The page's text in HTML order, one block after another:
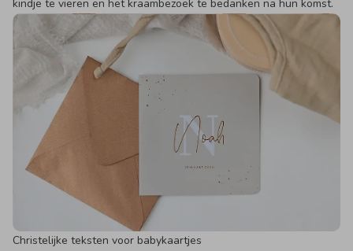
kindje te vieren en het kraambezoek te bedanken na hun komst.
Christelijke teksten voor babykaartjes